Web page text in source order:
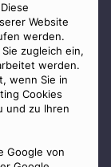
Website
werden.
zugleich ein,
werden.
wenn Sie in
Cookies
und zu Ihren
Google von